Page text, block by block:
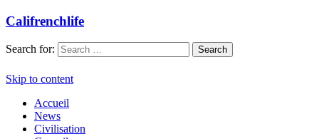
Califrenchlife
Search for:
Skip to content
Accueil
News
Civilisation